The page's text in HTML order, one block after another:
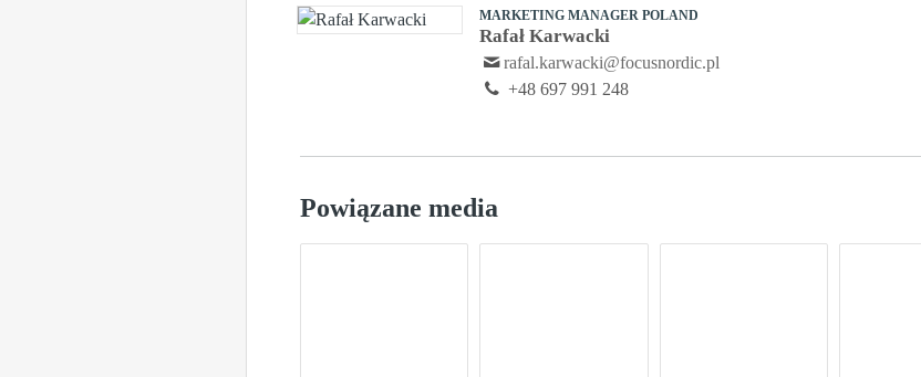
MARKETING MANAGER POLAND
Rafał Karwacki
rafal.karwacki@focusnordic.pl
+48 697 991 248
Powiązane media